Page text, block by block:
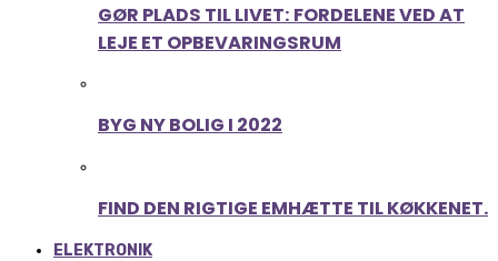
GØR PLADS TIL LIVET: FORDELENE VED AT
LEJE ET OPBEVARINGSRUM
BYG NY BOLIG I 2022
FIND DEN RIGTIGE EMHÆTTE TIL KØKKENET.
ELEKTRONIK